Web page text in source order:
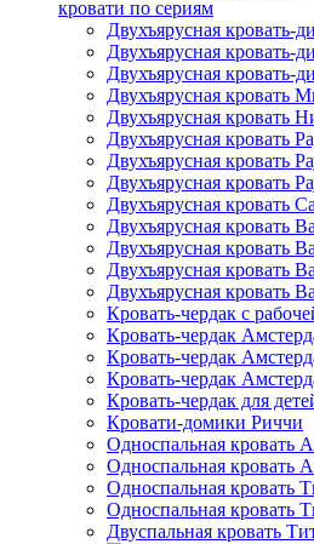
кровати по сериям
Двухъярусная кровать-
Двухъярусная кровать-
Двухъярусная кровать-
Двухъярусная кровать
Двухъярусная кровать
Двухъярусная кровать
Двухъярусная кровать
Двухъярусная кровать
Двухъярусная кровать
Двухъярусная кровать
Двухъярусная кровать
Двухъярусная кровать
Двухъярусная кровать
Кровать-чердак с
Кровать-чердак
Кровать-чердак
Кровать-чердак
Кровать-чердак для
Кровати-домики Риччи
Односпальная кровать
Односпальная кровать
Односпальная кровать
Односпальная кровать
Двуспальная кровать